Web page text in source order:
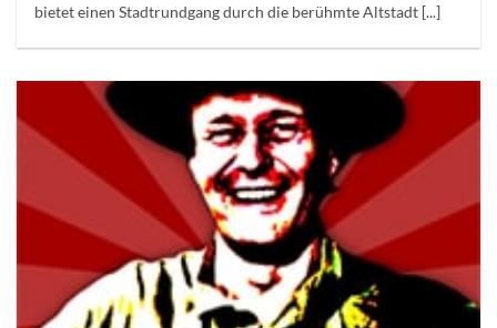
bietet einen Stadtrundgang durch die berühmte Altstadt [...]